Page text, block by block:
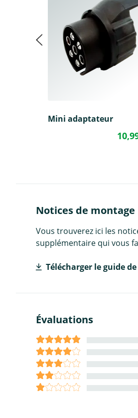
Mini adaptateur
Notices de montage
Vous trouverez ici les
supplémentaire qui vous
Télécharger le guide
Évaluations